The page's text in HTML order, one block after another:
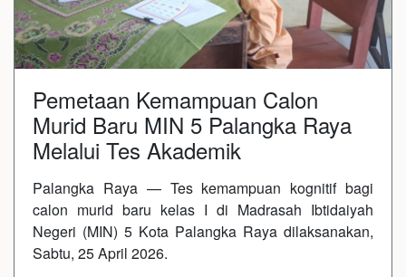
Pemetaan Kemampuan Calon
Murid Baru MIN 5 Palangka Raya
Melalui Tes Akademik
Palangka Raya — Tes kemampuan kognitif bagi
calon murid baru kelas I di Madrasah Ibtidaiyah
Negeri (MIN) 5 Kota Palangka Raya dilaksanakan,
Sabtu, 25 April 2026.